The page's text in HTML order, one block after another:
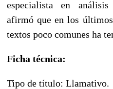
especialista en
afirmó que en los
textos poco comunes ha
Ficha técnica:
Tipo de título: Llamativo.